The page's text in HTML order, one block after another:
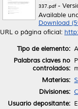
337.pdf-
Available
Download
URL o página oficial:
Tipo de elemento:
Palabras claves no
controlados:
Materias:
Divisiones:
Usuario depositante: